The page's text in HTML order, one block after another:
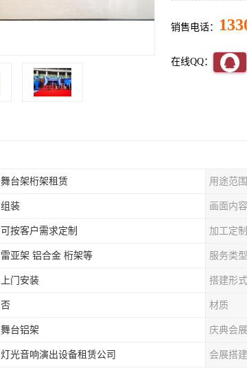
销售电话：
在线QQ：
舞台架桁架租赁 用途范围
组装 画面内容
可按客户需求定制 加工定制
雷亚架 铝合金 桁架等 服务类型
上门安装 搭建形式
否 材质
舞台铝架 庆典会
灯光音响演出设备租赁公司 会展搭